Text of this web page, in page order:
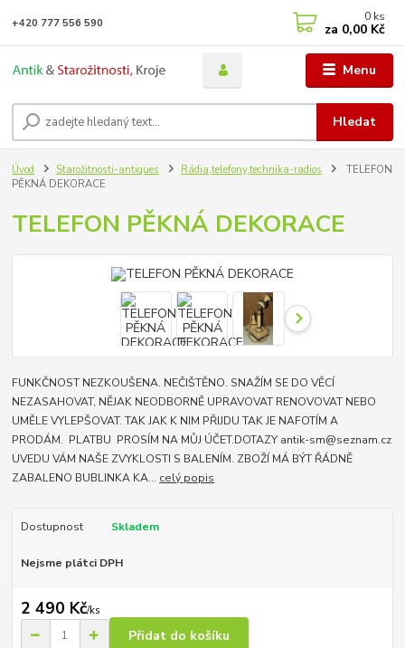
Menu
Hledat
+420 777 556 590 0 ks
za 0,00 Kč
Úvod Starožitnosti-antiques Rádia,telefony,technika-radios
TELEFON
PĚKNÁ DEKORACE
TELEFON PĚKNÁ DEKORACE
FUNKČNOST NEZKOUŠENA. NEČIŠTĚNO. SNAŽÍM SE DO VĚCÍ
NEZASAHOVAT, NĚJAK NEODBORNĚ UPRAVOVAT RENOVOVAT NEBO
UMĚLE VYLEPŠOVAT. TAK JAK K NIM PŘIJDU TAK JE NAFOTÍM A
PRODÁM. PLATBU PROSÍM NA MŮJ ÚČET.DOTAZY antik-sm@seznam.cz
UVEDU VÁM NAŠE ZVYKLOSTI S BALENÍM. ZBOŽÍ MÁ BÝT ŘÁDNĚ
ZABALENO BUBLINKA KA... celý popis
Dostupnost Skladem
Nejsme plátci DPH
2 490 Kč/ks
Přidat do košíku